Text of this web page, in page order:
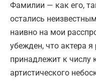
Фамилии — как его,
остались
наивно на мои
убежден, что актера
принадлежит к числу
артистического